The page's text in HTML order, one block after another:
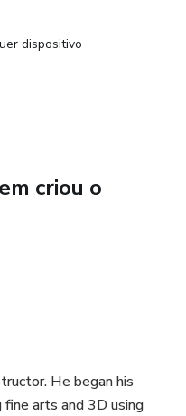
em ZBrush
“Arte na Viagem I".
dispositivo
criou o
He began his
arts and 3D using